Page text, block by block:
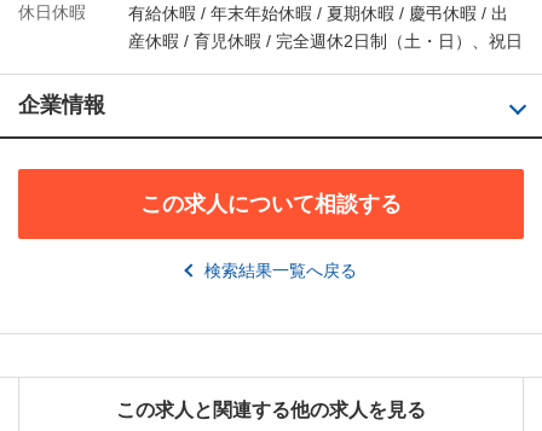
休日休暇
有給休暇 / 年末年始休暇 / 夏期休暇 / 慶弔休暇 / 出
産休暇 / 育児休暇 / 完全週休2日制（土・日）、祝日
企業情報
この求人について相談する
検索結果一覧へ戻る
この求人と関連する他の求人を見る